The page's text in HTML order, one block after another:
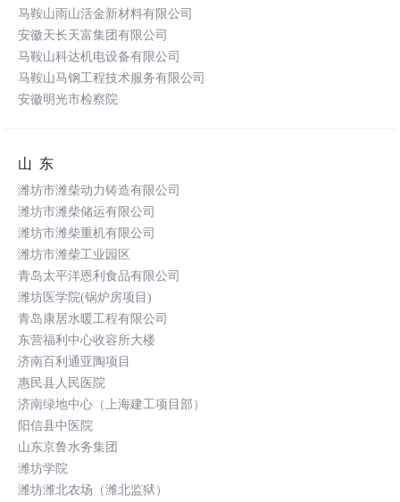
马鞍山雨山活金新材料有限公司
安徽天长天富集团有限公司
马鞍山科达机电设备有限公司
马鞍山马钢工程技术服务有限公司
安徽明光市检察院
山东
潍坊市潍柴动力铸造有限公司
潍坊市潍柴储运有限公司
潍坊市潍柴重机有限公司
潍坊市潍柴工业园区
青岛太平洋恩利食品有限公司
潍坊医学院(锅炉房项目)
青岛康居水暖工程有限公司
东营福利中心收容所大楼
济南百利通亚陶项目
惠民县人民医院
济南绿地中心（上海建工项目部）
阳信县中医院
山东京鲁水务集团
潍坊学院
潍坊潍北农场（潍北监狱）